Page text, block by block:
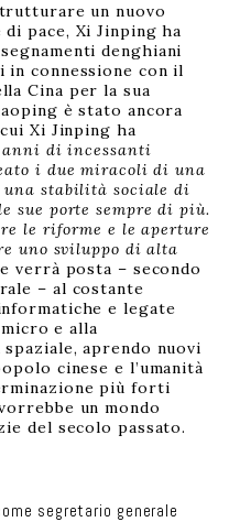
un nuovo
pace, Xi Jinping ha
denghiani
in connessione con il
Cina per la sua
è stato ancora
Xi Jinping ha
di incessanti
i due miracoli di una
stabilità sociale di
sue porte sempre di più.
le riforme e le aperture
uno sviluppo di alta
verrà posta – secondo
– al costante
e legate
e alla
aprendo nuovi
cinese e l’umanità
più forti
un mondo
del secolo passato.
segretario generale